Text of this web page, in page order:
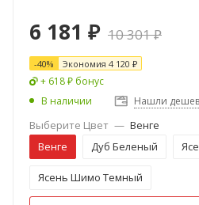
6 181 ₽ 10 301₽
-40% Экономия 4 120 ₽
+ 618 ₽ бонус
В наличии
Нашли
Выберите Цвет — Венге
Венге
Дуб Беленый
Ясень Шимо Темный